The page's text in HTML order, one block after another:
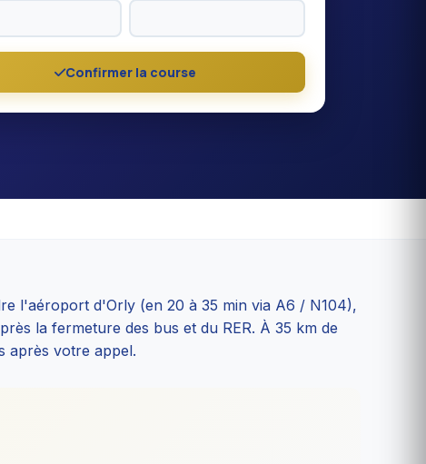
Confirmer la course
l'aéroport d'Orly (en 20 à 35 min via A6 / N104),
la fermeture des bus et du RER. À 35 km de
après votre appel.